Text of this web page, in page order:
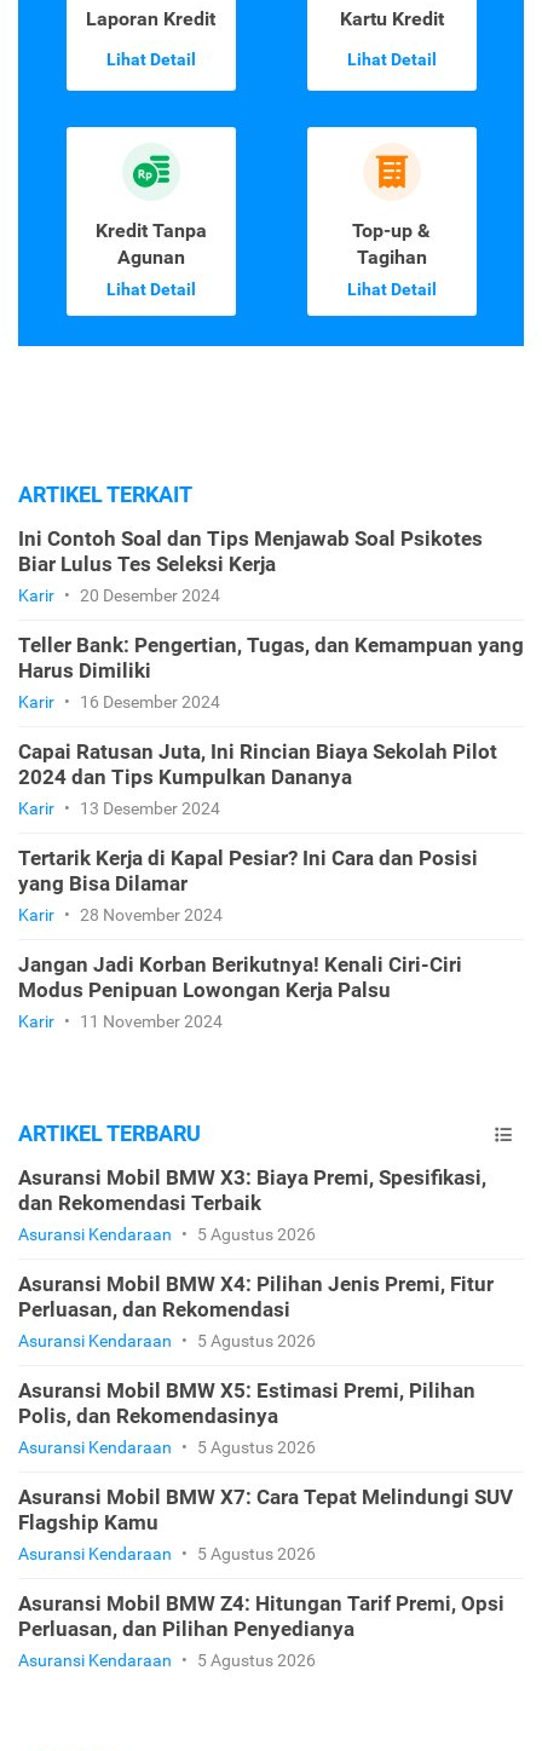
Laporan Kredit
Lihat Detail
Kartu Kredit
Lihat Detail
Kredit Tanpa
Agunan
Lihat Detail
Top-up &
Tagihan
Lihat Detail
ARTIKEL TERKAIT
Ini Contoh Soal dan Tips Menjawab Soal Psikotes
Biar Lulus Tes Seleksi Kerja
Karir • 20 Desember 2024
Teller Bank: Pengertian, Tugas, dan Kemampuan yang
Harus Dimiliki
Karir • 16 Desember 2024
Capai Ratusan Juta, Ini Rincian Biaya Sekolah Pilot
2024 dan Tips Kumpulkan Dananya
Karir • 13 Desember 2024
Tertarik Kerja di Kapal Pesiar? Ini Cara dan Posisi
yang Bisa Dilamar
Karir • 28 November 2024
Jangan Jadi Korban Berikutnya! Kenali Ciri-Ciri
Modus Penipuan Lowongan Kerja Palsu
Karir • 11 November 2024
ARTIKEL TERBARU
Asuransi Mobil BMW X3: Biaya Premi, Spesifikasi,
dan Rekomendasi Terbaik
Asuransi Kendaraan • 5 Agustus 2026
Asuransi Mobil BMW X4: Pilihan Jenis Premi, Fitur
Perluasan, dan Rekomendasi
Asuransi Kendaraan • 5 Agustus 2026
Asuransi Mobil BMW X5: Estimasi Premi, Pilihan
Polis, dan Rekomendasinya
Asuransi Kendaraan • 5 Agustus 2026
Asuransi Mobil BMW X7: Cara Tepat Melindungi SUV
Flagship Kamu
Asuransi Kendaraan • 5 Agustus 2026
Asuransi Mobil BMW Z4: Hitungan Tarif Premi, Opsi
Perluasan, dan Pilihan Penyedianya
Asuransi Kendaraan • 5 Agustus 2026